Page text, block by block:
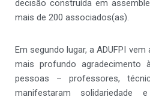
decisão construída em
mais de 200 associados(as).
Em segundo lugar, a ADUFPI
mais profundo
pessoas – professores,
manifestaram solidariedade